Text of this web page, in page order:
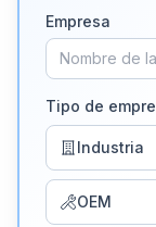
Empresa
Tipo de
Industria
OEM